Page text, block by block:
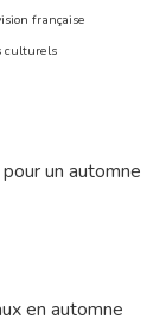
française
culturels
un automne
en automne